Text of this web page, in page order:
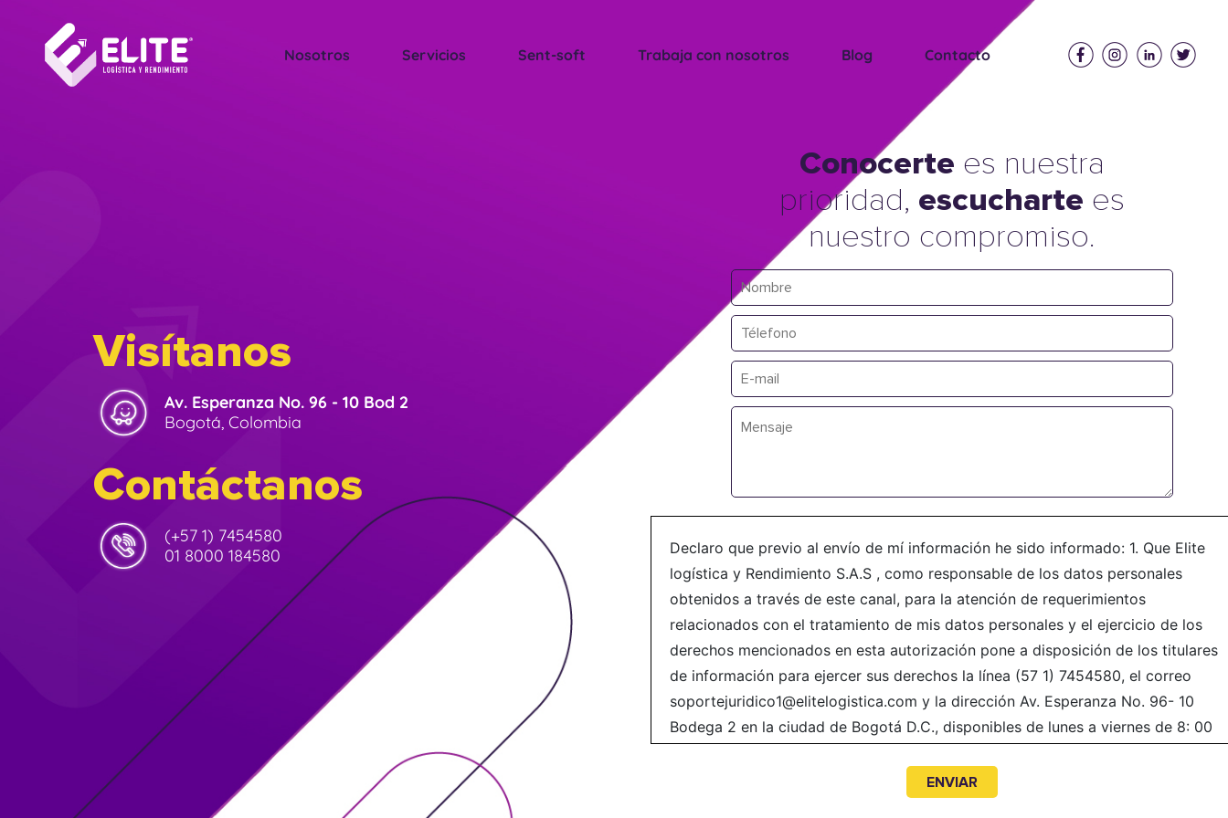
Nosotros Servicios Sent-soft Trabaja con nosotros Blog Contacto
Visítanos
Av. Esperanza No. 96 - 10 Bod 2
Bogotá, Colombia
Contáctanos
(+57 1) 7454580
01 8000 184580
Conocerte es nuestra
prioridad, escucharte es
nuestro compromiso.
Declaro que previo al envío de mí información he sido informado: 1. Que Elite
logística y Rendimiento S.A.S , como responsable de los datos personales
obtenidos a través de este canal, para la atención de requerimientos
relacionados con el tratamiento de mis datos personales y el ejercicio de los
derechos mencionados en esta autorización pone a disposición de los titulares
de información para ejercer sus derechos la línea (57 1) 7454580, el correo
soportejuridico1@elitelogistica.com y la dirección Av. Esperanza No. 96- 10
Bodega 2 en la ciudad de Bogotá D.C., disponibles de lunes a viernes de 8: 00
S.A.S., recolectar, transferir, almacenar, usar, circular, suprimir, compartir,
actualizar y transmitir, de acuerdo con el procedimiento para el tratamiento de